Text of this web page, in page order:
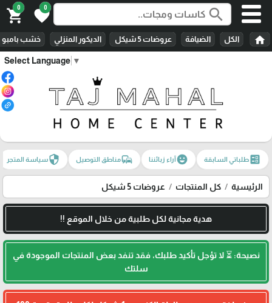
Select Language ▼
search
0
favorite
0
shopping_cart
home الكل الضيافة عروضات 5 شيكل الديكور المنزلي خشب بامبو
ballotطلباتي السابقة emoji_emotionsآراء زبائننا commuteمناطق التوصيل securityسياسة المتجر
الرئيسية كل المنتجات عروضات 5 شيكل
هدية مجانية لكل طلبية من خلال الموقع !!
نصيحة: ⏳ لا تؤجل تأكيد طلبك، فقد تنفد بعض المنتجات الموجودة في
سلتك